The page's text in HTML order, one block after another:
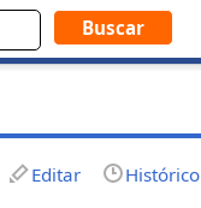
Editar Histórico